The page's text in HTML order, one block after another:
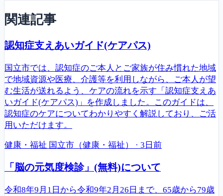
関連記事
認知症支えあいガイド(ケアパス)
国立市では、認知症のご本人とご家族が住み慣れた地域
で地域資源や医療、介護等を利用しながら、ご本人が望
む生活が送れるよう、ケアの流れを示す「認知症支えあ
いガイド(ケアパス)」を作成しました。このガイドは、
認知症のケアについてわかりやすく解説しており、ご活
用いただけます。
健康・福祉 国立市（健康・福祉） · 3日前
「脳の元気度検診」(無料)について
令和8年9月1日から令和9年2月26日まで、65歳から79歳